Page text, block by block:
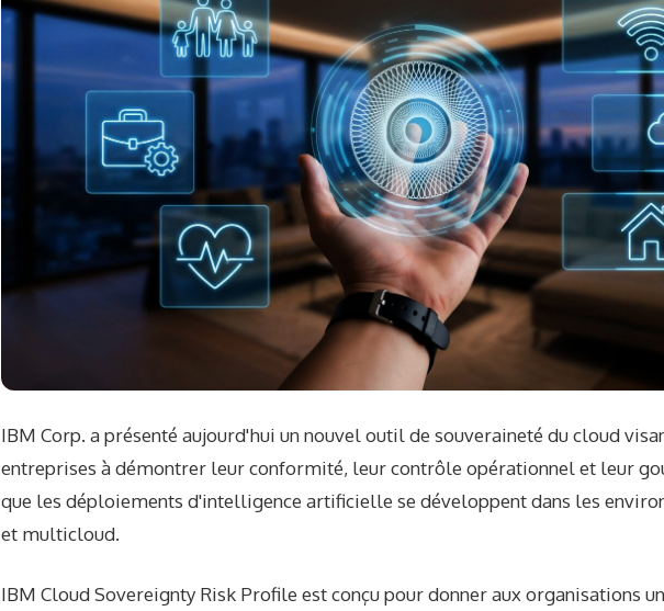
IBM Corp. a présenté aujourd'hui un nouvel outil de souveraineté du cloud
entreprises à démontrer leur conformité, leur contrôle opérationnel et leur
que les déploiements d'intelligence artificielle se développent dans les
et multicloud.
IBM Cloud Sovereignty Risk Profile est conçu pour donner aux organisations